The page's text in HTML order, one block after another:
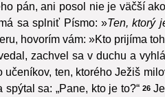
pán, ani posol nie je väčší
sa splniť Písmo: »Ten, ktorý
hovorím vám: »Kto prijíma
zachvel sa v duchu a
učeníkov, ten, ktorého Ježiš
sa: „Pane, kto je to?“ 26